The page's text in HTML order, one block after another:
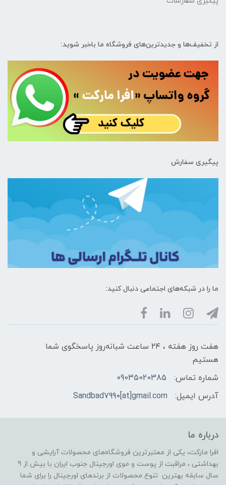
از تخفیف‌ها و جدیدترین‌های فروشگاه ما باخبر شوید:
پیگیری سفارش
ما را در شبکه‌های اجتماعی دنبال کنید:
هفت روز هفته ، ۲۴ ساعت شبانه‌روز پاسخگوی شما
هستیم
شماره تماس:
09035020385
آدرس ایمیل:
Sandbad7990[at]gmail.com
درباره ما
افرا مارکت، یکی از معتبرترین فروشگاه‌های محصولات آرایشی و
بهداشتی ، مراقبت از پوست و موی اورجینال جنوب ایران با بیش از 9
سال سابقه بهترین تنوع محصولات از برندهای اورجینال را برای شما